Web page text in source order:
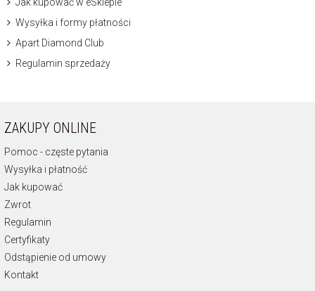
Jak kupować w eSklepie
Wysyłka i formy płatności
Apart Diamond Club
Regulamin sprzedaży
ZAKUPY ONLINE
Pomoc - częste pytania
Wysyłka i płatność
Jak kupować
Zwrot
Regulamin
Certyfikaty
Odstąpienie od umowy
Kontakt